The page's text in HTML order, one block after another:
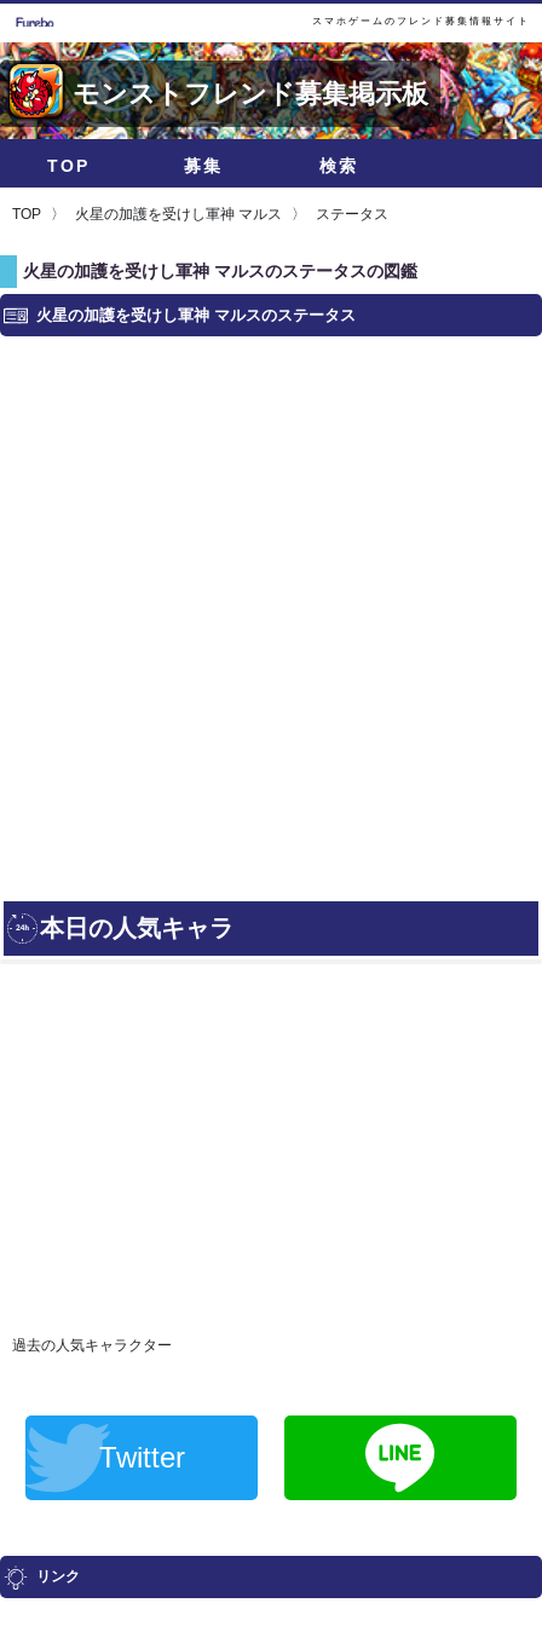
スマホゲームのフレンド募集情報サイト
モンストフレンド募集掲示板
TOP 募集 検索
TOP 火星の加護を受けし軍神 マルス ステータス
火星の加護を受けし軍神 マルスのステータスの図鑑
火星の加護を受けし軍神 マルスのステータス
過去の人気キャラクター
Twitter
リンク